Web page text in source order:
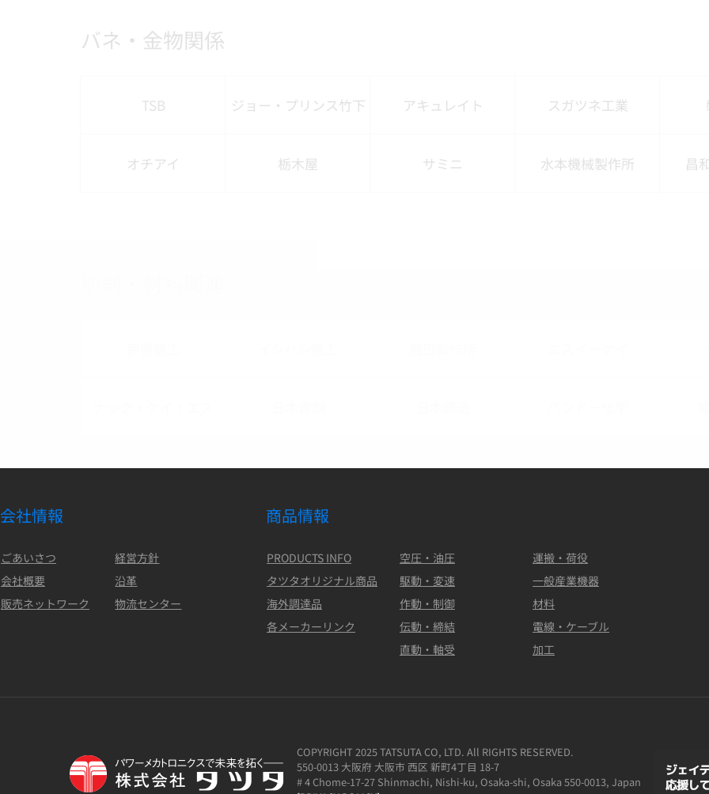
バネ・金物関係
TSB ジョー・プリンス竹下 アキュレイト スガツネ工業
オチアイ 栃木屋 サミニ 水本機械製作所 昌
会社情報
ごあいさつ
経営方針
会社概要
沿革
販売ネットワーク
物流センター
商品情報
PRODUCTS INFO 空圧・油圧
運搬・荷役
タツタオリジナル商品
駆動・変速
一般産業機器
海外調達品
作動・制御
材料
各メーカーリンク
伝動・締結
電線・ケーブル
直動・軸受
加工
COPYRIGHT 2025 TATSUTA CO, LTD. All RIGHTS RESERVED.
550-0013 大阪府 大阪市 西区 新町4丁目 18-7
# 4 Chome-17-27 Shinmachi, Nishi-ku, Osaka-shi, Osaka 550-0013, Japan